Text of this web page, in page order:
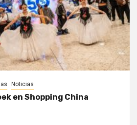
Noticias
en Shopping China